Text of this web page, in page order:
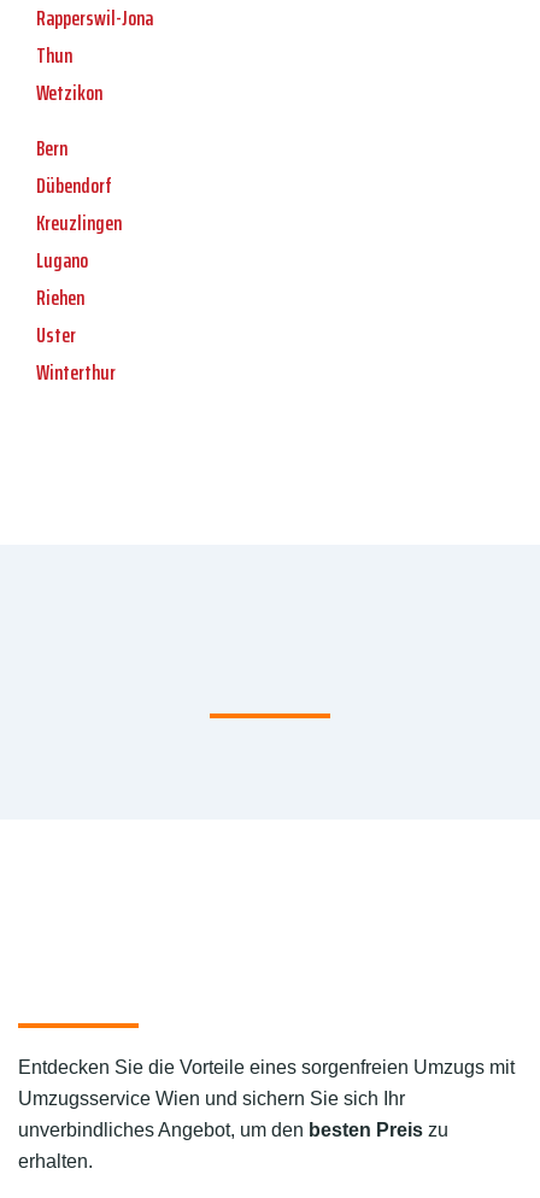
Rapperswil-Jona
Thun
Wetzikon
Bern
Dübendorf
Kreuzlingen
Lugano
Riehen
Uster
Winterthur
Entdecken Sie die Vorteile eines sorgenfreien Umzugs mit
Umzugsservice Wien und sichern Sie sich Ihr
unverbindliches Angebot, um den besten Preis zu
erhalten.